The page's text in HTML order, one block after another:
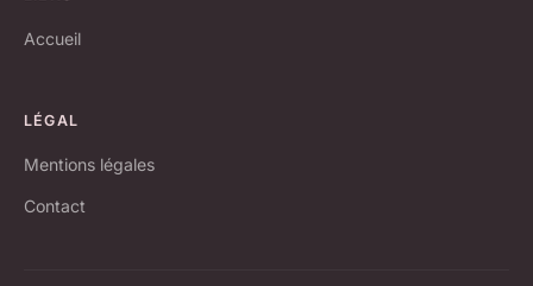
Accueil
LÉGAL
Mentions légales
Contact